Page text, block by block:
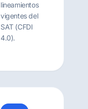
lineamientos
vigentes del
SAT (CFDI
4.0).